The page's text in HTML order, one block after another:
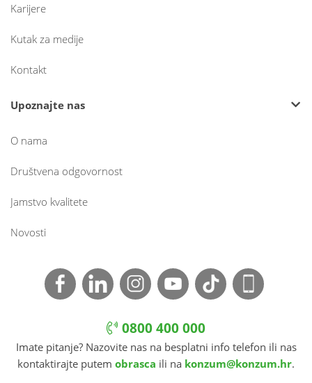
Karijere
Kutak za medije
Kontakt
Upoznajte nas
O nama
Društvena odgovornost
Jamstvo kvalitete
Novosti
0800 400 000
Imate pitanje? Nazovite nas na besplatni info telefon ili nas
kontaktirajte putem obrasca ili na konzum@konzum.hr.